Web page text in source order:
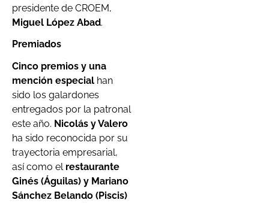
presidente de CROEM,
Miguel López Abad.
Premiados
Cinco premios y una
mención especial han
sido los galardones
entregados por la patronal
este año. Nicolás y Valero
ha sido reconocida por su
trayectoria empresarial,
así como el restaurante
Ginés (Águilas) y Mariano
Sánchez Belando (Piscis)